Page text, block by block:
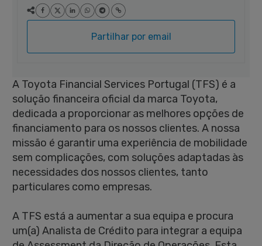
Partilhar por email
A Toyota Financial Services Portugal (TFS) é a
solução financeira oficial da marca Toyota,
dedicada a proporcionar as melhores opções de
financiamento para os nossos clientes. A nossa
missão é garantir uma experiência de mobilidade
sem complicações, com soluções adaptadas às
necessidades dos nossos clientes, tanto
particulares como empresas.
A TFS está a aumentar a sua equipa e procura
um(a) Analista de Crédito para integrar a equipa